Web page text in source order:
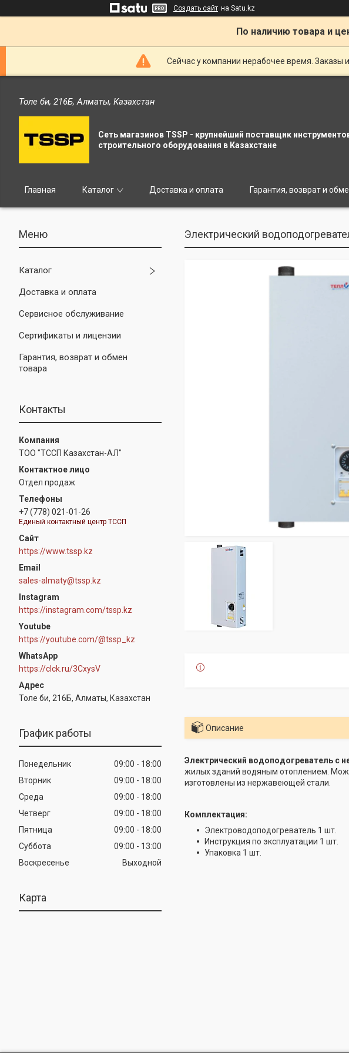
Создать сайт на Satu.kz
По наличию товара и
Сейчас у компании нерабочее время. Заказы
Толе би, 216Б, Алматы, Казахстан
Сеть магазинов TSSP - крупнейший поставщик
строительного оборудования в Казахстане
Главная Каталог Доставка и оплата Гарантия, возврат и
Каталог
Доставка и оплата
Сервисное обслуживание
Сертификаты и лицензии
Гарантия, возврат и обмен
товара
Контакты
ТОО "ТССП Казахстан-АЛ"
Отдел продаж
+7 (778) 021-01-26
Единый контактный центр ТССП
https://www.tssp.kz
sales-almaty@tssp.kz
Instagram
https://instagram.com/tssp.kz
Youtube
https://youtube.com/@tssp_kz
WhatsApp
https://clck.ru/3CxysV
Толе би, 216Б, Алматы, Казахстан
График работы
Понедельник 09:00
18:00
Вторник
09:00
18:00
Среда
09:00
18:00
Четверг
09:00
18:00
Пятница
09:00
18:00
Суббота
09:00
13:00
Воскресенье
Выходной
Карта
Электрический
Описание
Электрический водоподогреватель с
жилых зданий водяным отоплением.
изготовлены из нержавеющей стали.
Комплектация:
Электроводоподогреватель 1 шт.
Инструкция по эксплуатации 1 шт.
Упаковка 1 шт.